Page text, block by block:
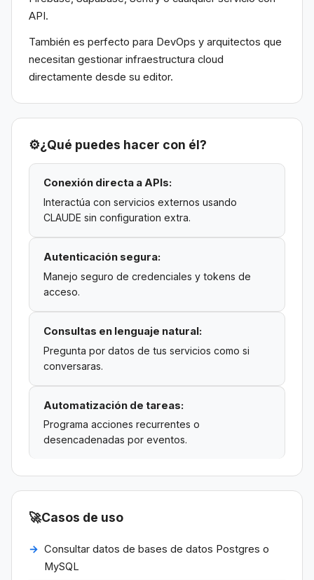
API.
También es perfecto para DevOps y arquitectos que
necesitan gestionar infraestructura cloud
directamente desde su editor.
⚙️¿Qué puedes hacer con él?
Conexión directa a APIs:
Interactúa con servicios externos usando
CLAUDE sin configuration extra.
Autenticación segura:
Manejo seguro de credenciales y tokens de
acceso.
Consultas en lenguaje natural:
Pregunta por datos de tus servicios como si
conversaras.
Automatización de tareas:
Programa acciones recurrentes o
desencadenadas por eventos.
🚀Casos de uso
Consultar datos de bases de datos Postgres o
MySQL